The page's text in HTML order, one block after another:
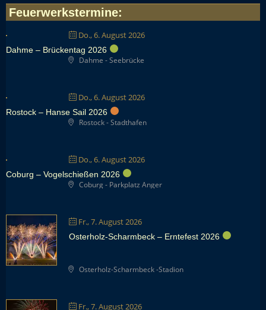
Feuerwerkstermine:
Do., 6. August 2026
Dahme – Brückentag 2026
Dahme - Seebrücke
Do., 6. August 2026
Rostock – Hanse Sail 2026
Rostock - Stadthafen
Do., 6. August 2026
Coburg – Vogelschießen 2026
Coburg - Parkplatz Anger
Fr., 7. August 2026
Osterholz-Scharmbeck – Erntefest 2026
Osterholz-Scharmbeck -Stadion
Fr., 7. August 2026